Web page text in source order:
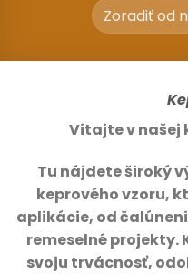
Vitajte v našej
Tu nájdete široký
keprového vzoru,
aplikácie, od
remeselné projekty.
svoju trvácnosť,